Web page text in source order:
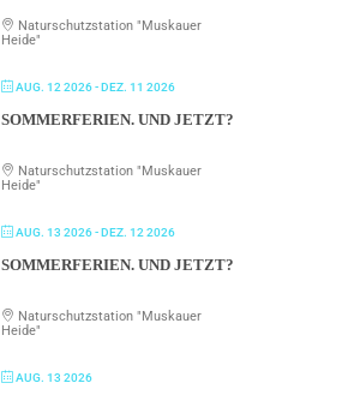
Naturschutzstation "Muskauer
Heide"
AUG. 12 2026- DEZ. 11 2026
SOMMERFERIEN. UND JETZT?
Naturschutzstation "Muskauer
Heide"
AUG. 13 2026- DEZ. 12 2026
SOMMERFERIEN. UND JETZT?
Naturschutzstation "Muskauer
Heide"
AUG. 13 2026